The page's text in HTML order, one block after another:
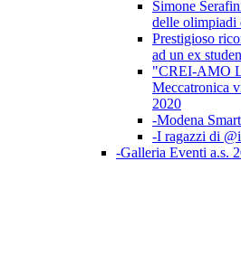
Simone
delle olimpiadi
Prestigioso
ad un ex
"CREI-AMO
Meccatronica
2020
-Modena
-I ragazzi di
-Galleria Eventi a.s.